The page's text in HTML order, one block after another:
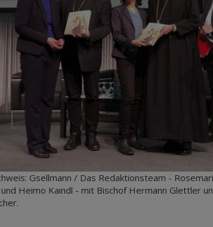
Gsellmann / Das Redaktionsteam -
Heimo Kaindl - mit Bischof Hermann Glettler